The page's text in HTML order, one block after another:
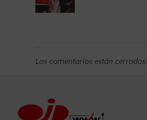
Los comentarios están cerrados.